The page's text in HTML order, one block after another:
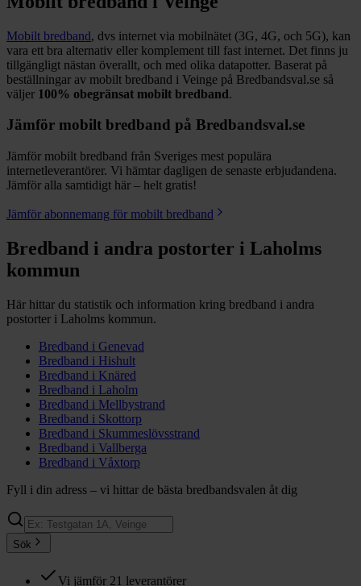
Mobilt bredband, dvs internet via mobilnätet (3G, 4G, och 5G), kan
vara ett bra alternativ eller komplement till fast internet. Det finns ju
tillgängligt nästan överallt, och med olika datapotter. Baserat på
beställningar av mobilt bredband i Veinge på Bredbandsval.se så
väljer 100% obegränsat mobilt bredband.
Jämför mobilt bredband på Bredbandsval.se
Jämför mobilt bredband från Sveriges mest populära
internetleverantörer. Vi hämtar dagligen de senaste erbjudandena.
Jämför alla samtidigt här – helt gratis!
Jämför abonnemang för mobilt bredband
Bredband i andra postorter i Laholms
kommun
Här hittar du statistik och information kring bredband i andra
postorter i Laholms kommun.
Bredband i Genevad
Bredband i Hishult
Bredband i Knäred
Bredband i Laholm
Bredband i Mellbystrand
Bredband i Skottorp
Bredband i Skummeslövsstrand
Bredband i Vallberga
Bredband i Våxtorp
Fyll i din adress – vi hittar de bästa bredbandsvalen åt dig
Sök
Vi jämför 21 leverantörer